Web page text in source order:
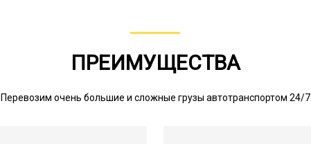
ПРЕИМУЩЕСТВА
Перевозим очень большие и сложные грузы автотранспортом 24/7